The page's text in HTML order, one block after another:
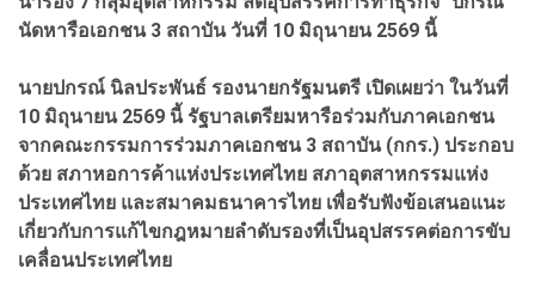
นัดหารือเอกชน 3 สถาบัน วันที่ 10 มิถุนายน 2569 นี้
นายปกรณ์ นิลประพันธ์ รองนายกรัฐมนตรี เปิดเผยว่า ในวันที่
10 มิถุนายน 2569 นี้ รัฐบาลเตรียมหารือร่วมกับภาคเอกชน
จากคณะกรรมการร่วมภาคเอกชน 3 สถาบัน (กกร.) ประกอบ
ด้วย สภาหอการค้าแห่งประเทศไทย สภาอุตสาหกรรมแห่ง
ประเทศไทย และสมาคมธนาคารไทย เพื่อรับฟังข้อเสนอแนะ
เกี่ยวกับการแก้ไขกฎหมายลำดับรองที่เป็นอุปสรรคต่อการขับ
เคลื่อนประเทศไทย